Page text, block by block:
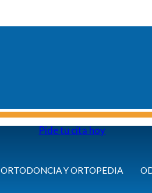
Pide tu cita hoy
ORTODONCIA Y ORTOPEDIA